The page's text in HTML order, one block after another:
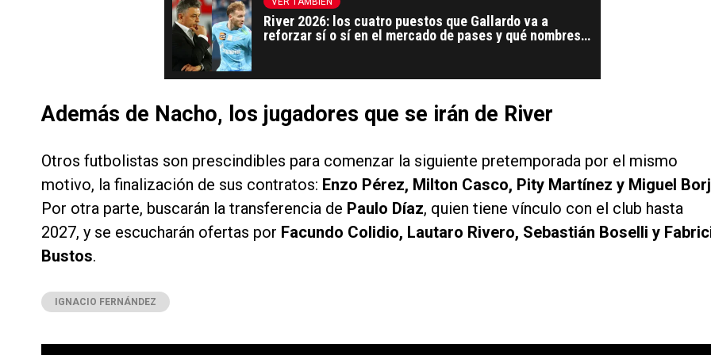
River 2026: los cuatro puestos que Gallardo va a
reforzar sí o sí en el mercado de pases y qué nombres
Además de Nacho, los jugadores que se irán de River
Otros futbolistas son prescindibles para comenzar la siguiente pretemporada por el mismo
motivo, la finalización de sus contratos: Enzo Pérez, Milton Casco, Pity Martínez y Miguel
Por otra parte, buscarán la transferencia de Paulo Díaz, quien tiene vínculo con el club hasta
2027, y se escucharán ofertas por Facundo Colidio, Lautaro Rivero, Sebastián Boselli y
Bustos.
IGNACIO FERNÁNDEZ